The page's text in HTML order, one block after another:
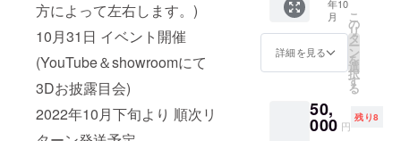
方によって左右します。)
10月31日 イベント開催
(YouTube＆showroomにて
3Dお披露目会)
2022年10月下旬より 順次リ
ル便の
ボイス
動画、
アクス
タとブ
ロマイ
所で送
らせて
頂きま
年10
月
詳細を見る
こ
の
リ
タ
ー
ン
を
選
択
す
る
50,
000 円
残り8